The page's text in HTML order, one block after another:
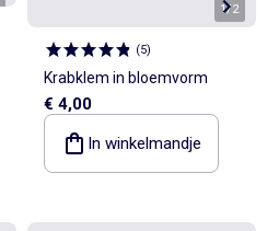
1/2
(5)
Krabklem in bloemvorm
€ 4,00
In winkelmandje